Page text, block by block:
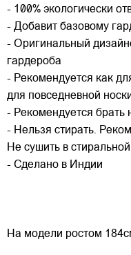
- 100% экологически
- Добавит базовому
- Оригинальный
гардероба
- Рекомендуется как
для повседневной
- Рекомендуется брать
- Нельзя стирать.
Не сушить в
- Сделано в Индии
На модели ростом